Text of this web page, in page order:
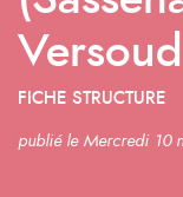
FICHE STRUCTURE
publié le Mercredi 10